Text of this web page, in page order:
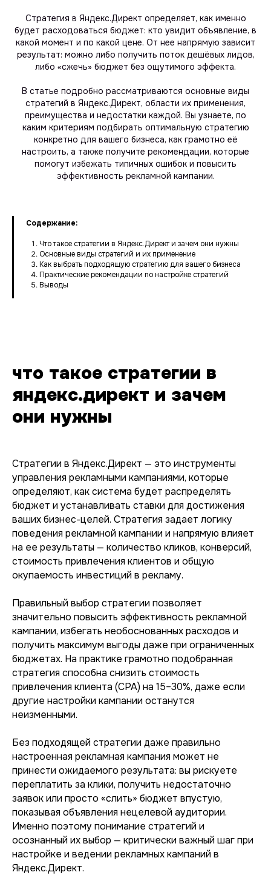
Стратегия в Яндекс.Директ определяет, как именно
будет расходоваться бюджет: кто увидит объявление, в
какой момент и по какой цене. От нее напрямую зависит
результат: можно либо получить поток дешёвых лидов,
либо «сжечь» бюджет без ощутимого эффекта.
В статье подробно рассматриваются основные виды
стратегий в Яндекс.Директ, области их применения,
преимущества и недостатки каждой. Вы узнаете, по
каким критериям подбирать оптимальную стратегию
конкретно для вашего бизнеса, как грамотно её
настроить, а также получите рекомендации, которые
помогут избежать типичных ошибок и повысить
эффективность рекламной кампании.
Содержание:
Что такое стратегии в Яндекс.Директ и зачем они нужны
Основные виды стратегий и их применение
Как выбрать подходящую стратегию для вашего бизнеса
Практические рекомендации по настройке стратегий
Выводы
что такое стратегии в
яндекс.директ и зачем
они нужны
Стратегии в Яндекс.Директ — это инструменты
управления рекламными кампаниями, которые
определяют, как система будет распределять
бюджет и устанавливать ставки для достижения
ваших бизнес-целей. Стратегия задает логику
поведения рекламной кампании и напрямую влияет
на ее результаты — количество кликов, конверсий,
стоимость привлечения клиентов и общую
окупаемость инвестиций в рекламу.
Правильный выбор стратегии позволяет
значительно повысить эффективность рекламной
кампании, избегать необоснованных расходов и
получить максимум выгоды даже при ограниченных
бюджетах. На практике грамотно подобранная
стратегия способна снизить стоимость
привлечения клиента (CPA) на 15–30%, даже если
другие настройки кампании останутся
неизменными.
Без подходящей стратегии даже правильно
настроенная рекламная кампания может не
принести ожидаемого результата: вы рискуете
переплатить за клики, получить недостаточно
заявок или просто «слить» бюджет впустую,
показывая объявления нецелевой аудитории.
Именно поэтому понимание стратегий и
осознанный их выбор — критически важный шаг при
настройке и ведении рекламных кампаний в
Яндекс.Директ.